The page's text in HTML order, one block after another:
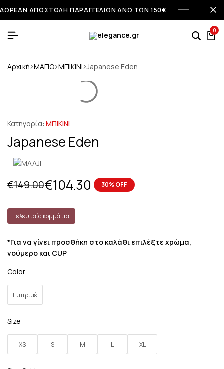
ΔΩΡΕΑΝ ΑΠΟΣΤΟΛΗ ΠΑΡΑΓΓΕΛΙΩΝ ΑΝΩ ΤΩΝ 150€
0
Αρχική ΜΑΓΙΟ ΜΠΙΚΙΝΙ Japanese Eden
Κατηγορία: ΜΠΙΚΙΝΙ
Japanese Eden
€149.00€104.30 30% OFF
Τελευταία κομμάτια
*Για να γίνει προσθήκη στο καλάθι επιλέξτε χρώμα,
νούμερο και CUP
Color
Εμπριμέ
Size
XS S M L XL